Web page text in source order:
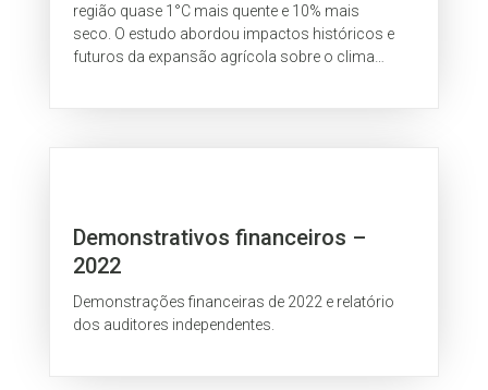
região quase 1°C mais quente e 10% mais
seco. O estudo abordou impactos históricos e
futuros da expansão agrícola sobre o clima
Demonstrativos financeiros –
2022
Demonstrações financeiras de 2022 e relatório
dos auditores independentes.